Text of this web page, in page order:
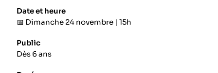
Date et heure
📅 Dimanche 24 novembre | 15h
Public
Dès 6 ans